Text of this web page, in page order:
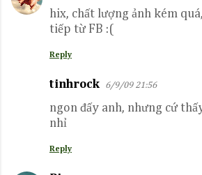
hix, chất lượng ảnh kém
tiếp từ FB :(
Reply
tinhrock 6/9/09 21:56
ngon đấy anh, nhưng cứ
nhỉ
Reply